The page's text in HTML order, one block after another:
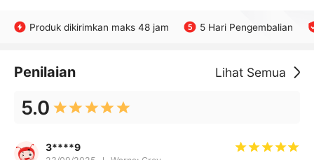
Produk dikirimkan maks 48 jam 5 Hari Pengembalian
Penilaian Lihat Semua
5.0
3****9